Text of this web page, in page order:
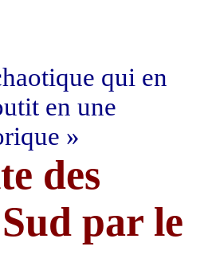
qui en
en une
»
des
par le